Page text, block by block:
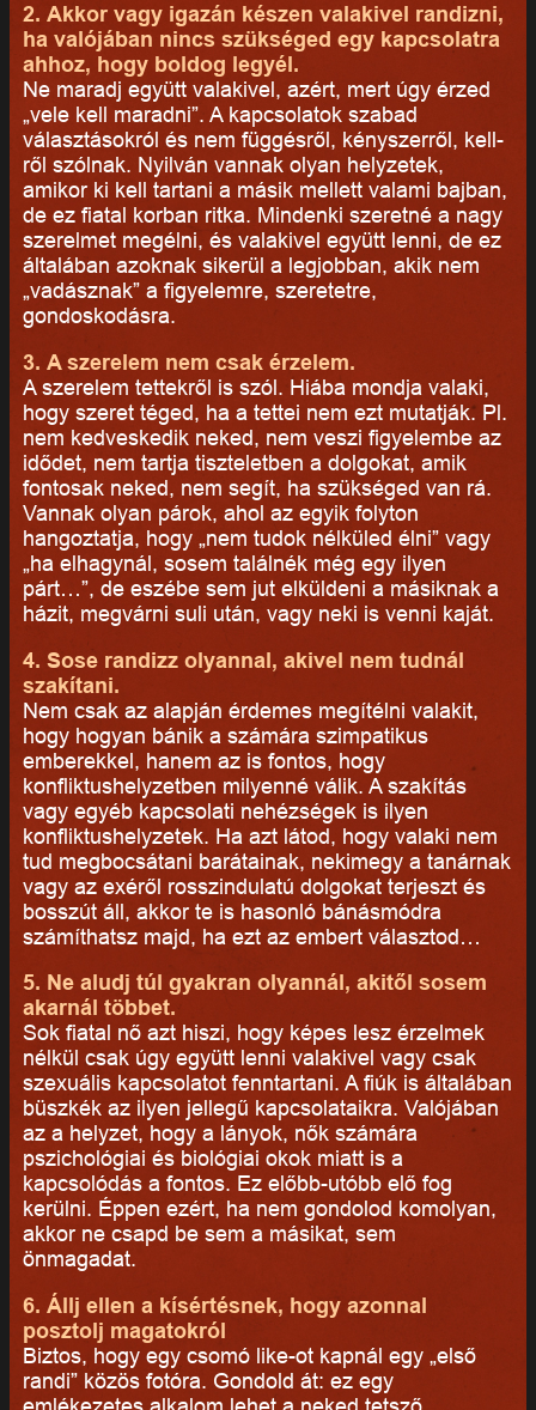
2. Akkor vagy igazán készen valakivel randizni,
ha valójában nincs szükséged egy kapcsolatra
ahhoz, hogy boldog legyél.
Ne maradj együtt valakivel, azért, mert úgy érzed
„vele kell maradni”. A kapcsolatok szabad
választásokról és nem függésről, kényszerről, kell-
ről szólnak. Nyilván vannak olyan helyzetek,
amikor ki kell tartani a másik mellett valami bajban,
de ez fiatal korban ritka. Mindenki szeretné a nagy
szerelmet megélni, és valakivel együtt lenni, de ez
általában azoknak sikerül a legjobban, akik nem
„vadásznak” a figyelemre, szeretetre,
gondoskodásra.
3. A szerelem nem csak érzelem.
A szerelem tettekről is szól. Hiába mondja valaki,
hogy szeret téged, ha a tettei nem ezt mutatják. Pl.
nem kedveskedik neked, nem veszi figyelembe az
idődet, nem tartja tiszteletben a dolgokat, amik
fontosak neked, nem segít, ha szükséged van rá.
Vannak olyan párok, ahol az egyik folyton
hangoztatja, hogy „nem tudok nélküled élni” vagy
„ha elhagynál, sosem találnék még egy ilyen
párt…”, de eszébe sem jut elküldeni a másiknak a
házit, megvárni suli után, vagy neki is venni kaját.
4. Sose randizz olyannal, akivel nem tudnál
szakítani.
Nem csak az alapján érdemes megítélni valakit,
hogy hogyan bánik a számára szimpatikus
emberekkel, hanem az is fontos, hogy
konfliktushelyzetben milyenné válik. A szakítás
vagy egyéb kapcsolati nehézségek is ilyen
konfliktushelyzetek. Ha azt látod, hogy valaki nem
tud megbocsátani barátainak, nekimegy a tanárnak
vagy az exéről rosszindulatú dolgokat terjeszt és
bosszút áll, akkor te is hasonló bánásmódra
számíthatsz majd, ha ezt az embert választod…
5. Ne aludj túl gyakran olyannál, akitől sosem
akarnál többet.
Sok fiatal nő azt hiszi, hogy képes lesz érzelmek
nélkül csak úgy együtt lenni valakivel vagy csak
szexuális kapcsolatot fenntartani. A fiúk is általában
büszkék az ilyen jellegű kapcsolataikra. Valójában
az a helyzet, hogy a lányok, nők számára
pszichológiai és biológiai okok miatt is a
kapcsolódás a fontos. Ez előbb-utóbb elő fog
kerülni. Éppen ezért, ha nem gondolod komolyan,
akkor ne csapd be sem a másikat, sem
önmagadat.
6. Állj ellen a kísértésnek, hogy azonnal
posztolj magatokról
Biztos, hogy egy csomó like-ot kapnál egy „első
randi” közös fotóra. Gondold át: ez egy